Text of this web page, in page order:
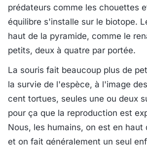
prédateurs comme les chouettes
équilibre s'installe sur le biotope.
haut de la pyramide, comme le
petits, deux à quatre par portée.
La souris fait beaucoup plus de
la survie de l'espèce, à l'image
cent tortues, seules une ou deux
pour ça que la reproduction est
Nous, les humains, on est en haut
et on fait généralement un seul